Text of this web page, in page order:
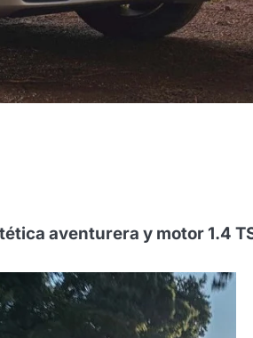
aventurera y motor 1.4